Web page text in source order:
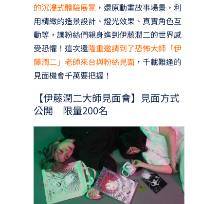
的沉浸式體驗展覽 ，還原動畫故事場景，利
用精緻的造景設計、燈光效果、真實角色互
動等，讓粉絲們親身進到伊藤潤二的世界感
受恐懼！這次還隆重邀請到了恐怖大師「伊
藤潤二」老師來台與粉絲見面，千載難逢的
見面機會千萬要把握！
【伊藤潤二大師見面會】見面方式
公開 限量200名